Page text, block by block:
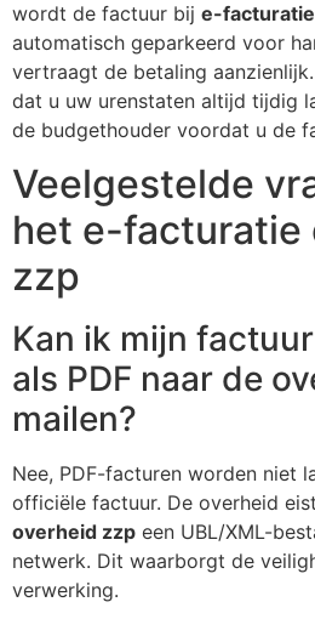
wordt de factuur bij e-
automatisch geparkeerd voor
vertraagt de betaling
dat u uw urenstaten altijd tijdig
de budgethouder voordat u de
Veelgestelde
het e-facturatie
zzp
Kan ik mijn
als PDF naar de
mailen?
Nee, PDF-facturen worden niet
officiële factuur. De overheid
overheid zzp een UBL/XML-
netwerk. Dit waarborgt de
verwerking.